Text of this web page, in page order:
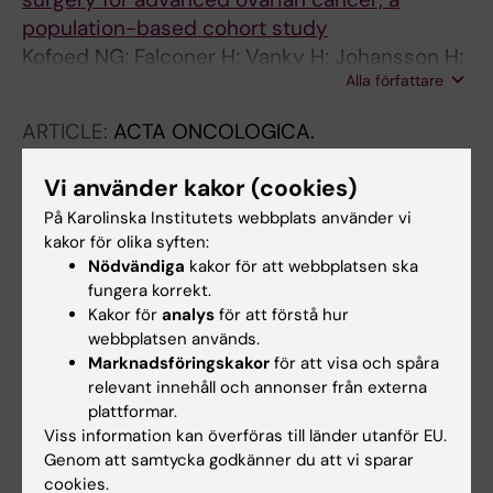
population-based cohort study
Kofoed NG; Falconer H; Vanky H; Johansson H;
Alla författare
ARTICLE: ACTA ONCOLOGICA.
Surgery performed later in the week is
associated with inferior survival in advanced
ovarian cancer
Groes-Kofoed N; Hasselgren E; Bjorne H;
Johansson H; Falconer H; Salehi S
JOURNAL ARTICLE:OBSTETRICAL &
GYNECOLOGICAL SURVEY.2016;71(9):534-536
Use of Effective Contraception 6 Months After
Emergency Contraception With a Copper
Intrauterine Device or Ulipristal Acetate—A
Vi använder kakor (cookies)
På Karolinska Institutets webbplats använder vi
kakor för olika syften:
Nödvändiga kakor för att webbplatsen ska
fungera korrekt.
Kakor för analys för att förstå hur
webbplatsen används.
Marknadsföringskakor för att visa och spåra
relevant innehåll och annonser från externa
plattformar.
Viss information kan överföras till länder utanför EU.
Genom att samtycka godkänner du att vi sparar
cookies.